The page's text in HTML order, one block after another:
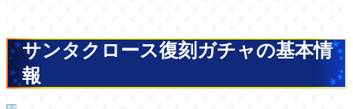
サンタクロース復刻ガチャの基本情
報